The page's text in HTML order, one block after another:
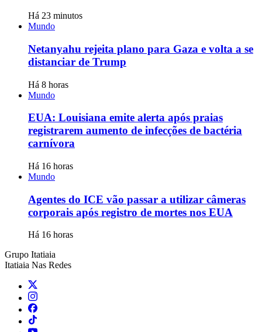
Há 23 minutos
Mundo
Netanyahu rejeita plano para Gaza e volta a se
distanciar de Trump
Há 8 horas
Mundo
EUA: Louisiana emite alerta após praias
registrarem aumento de infecções de bactéria
carnívora
Há 16 horas
Mundo
Agentes do ICE vão passar a utilizar câmeras
corporais após registro de mortes nos EUA
Há 16 horas
Grupo Itatiaia
Itatiaia Nas Redes